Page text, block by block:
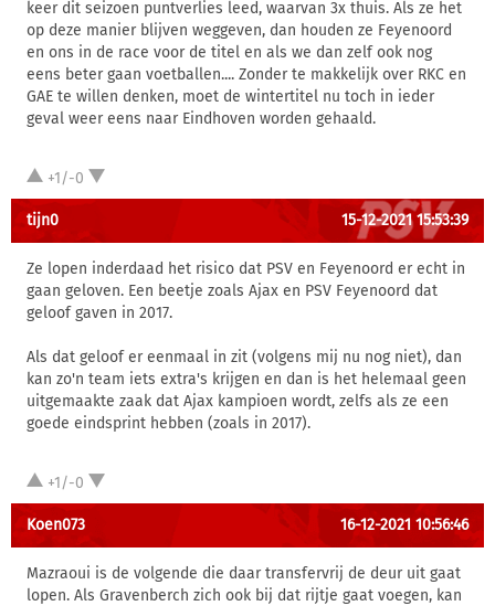
keer dit seizoen puntverlies leed, waarvan 3x thuis. Als ze het
op deze manier blijven weggeven, dan houden ze Feyenoord
en ons in de race voor de titel en als we dan zelf ook nog
eens beter gaan voetballen.... Zonder te makkelijk over RKC en
GAE te willen denken, moet de wintertitel nu toch in ieder
geval weer eens naar Eindhoven worden gehaald.
+1/-0
tijn0 15-12-2021 15:53:39
Ze lopen inderdaad het risico dat PSV en Feyenoord er echt in
gaan geloven. Een beetje zoals Ajax en PSV Feyenoord dat
geloof gaven in 2017.
Als dat geloof er eenmaal in zit (volgens mij nu nog niet), dan
kan zo'n team iets extra's krijgen en dan is het helemaal geen
uitgemaakte zaak dat Ajax kampioen wordt, zelfs als ze een
goede eindsprint hebben (zoals in 2017).
+1/-0
Koen073 16-12-2021 10:56:46
Mazraoui is de volgende die daar transfervrij de deur uit gaat
lopen. Als Gravenberch zich ook bij dat rijtje gaat voegen, kan